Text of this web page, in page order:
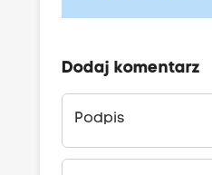
Dodaj komentarz
Podpis